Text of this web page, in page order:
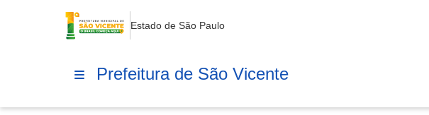
Estado de São Paulo
Prefeitura de São Vicente